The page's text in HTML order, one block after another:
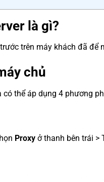
là gì?
trên máy khách đã
chủ
thể áp dụng 4 phương
Proxy ở thanh bên trái >